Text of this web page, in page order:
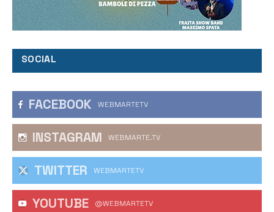
SOCIAL
FACEBOOK WEBMARTETV
INSTAGRAM WEBMARTE.TV
TWITTER WEBMARTETV
YOUTUBE @WEBMARTETV